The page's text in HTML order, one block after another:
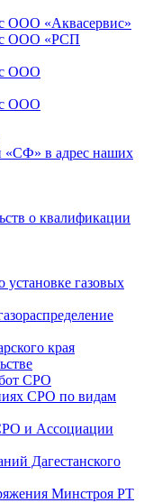
ООО «Аквасервис»
ООО «РСП
ООО
ООО
«СФ» в адрес наших
о квалификации
установке газовых
края
СРО
СРО по видам
и Ассоциации
Дагестанского
Минстроя РТ